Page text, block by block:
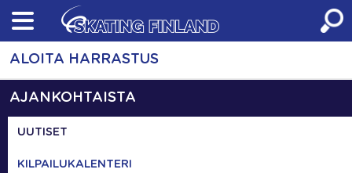
Skip
content
ALOITA HARRASTUS
AJANKOHTAISTA
UUTISET
KILPAILUKALENTERI